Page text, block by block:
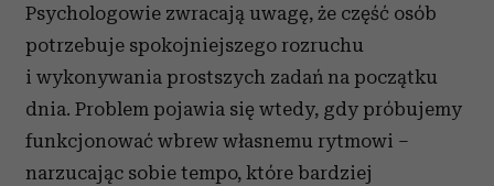
Psychologowie zwracają uwagę, że część osób
potrzebuje spokojniejszego rozruchu
i wykonywania prostszych zadań na początku
dnia. Problem pojawia się wtedy, gdy próbujemy
funkcjonować wbrew własnemu rytmowi –
narzucając sobie tempo, które bardziej